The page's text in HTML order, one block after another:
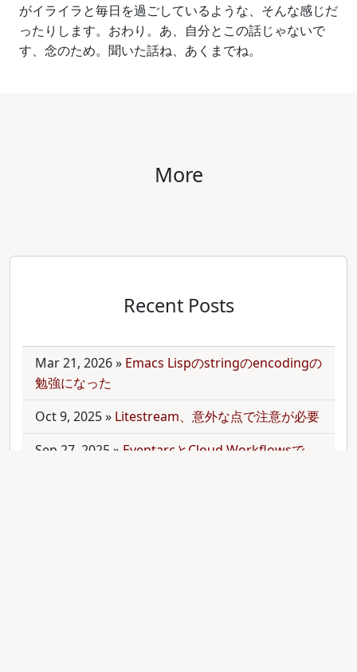
がイライラと毎日を過ごしているような、そんな感じだ
ったりします。おわり。あ、自分とこの話じゃないで
す、念のため。聞いた話ね、あくまでね。
More
Recent Posts
Mar 21, 2026» Emacs Lispのstringのencodingの
勉強になった
Oct 9, 2025» Litestream、意外な点で注意が必要
Sep 27, 2025 » EventarcとCloud Workflowsで